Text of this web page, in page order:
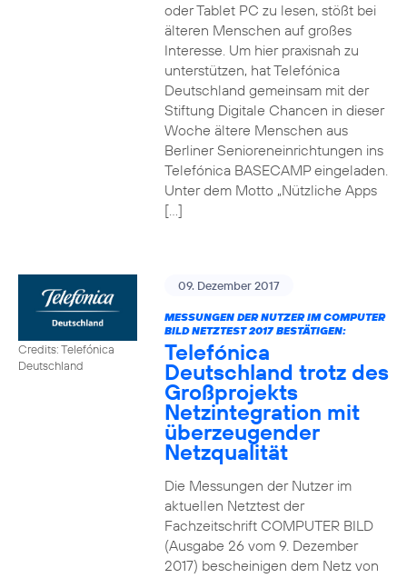
oder Tablet PC zu lesen, stößt bei
älteren Menschen auf großes
Interesse. Um hier praxisnah zu
unterstützen, hat Telefónica
Deutschland gemeinsam mit der
Stiftung Digitale Chancen in dieser
Woche ältere Menschen aus
Berliner Senioreneinrichtungen ins
Telefónica BASECAMP eingeladen.
Unter dem Motto „Nützliche Apps
[…]
Credits: Telefónica
Deutschland
09. Dezember 2017
MESSUNGEN DER NUTZER IM COMPUTER
BILD NETZTEST 2017 BESTÄTIGEN:
Telefónica
Deutschland trotz des
Großprojekts
Netzintegration mit
überzeugender
Netzqualität
Die Messungen der Nutzer im
aktuellen Netztest der
Fachzeitschrift COMPUTER BILD
(Ausgabe 26 vom 9. Dezember
2017) bescheinigen dem Netz von